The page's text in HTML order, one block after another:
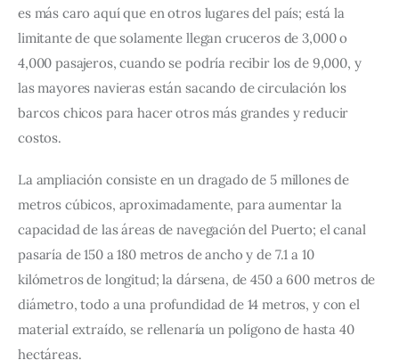
es más caro aquí que en otros lugares del país; está la
limitante de que solamente llegan cruceros de 3,000 o
4,000 pasajeros, cuando se podría recibir los de 9,000, y
las mayores navieras están sacando de circulación los
barcos chicos para hacer otros más grandes y reducir
costos.
La ampliación consiste en un dragado de 5 millones de
metros cúbicos, aproximadamente, para aumentar la
capacidad de las áreas de navegación del Puerto; el canal
pasaría de 150 a 180 metros de ancho y de 7.1 a 10
kilómetros de longitud; la dársena, de 450 a 600 metros de
diámetro, todo a una profundidad de 14 metros, y con el
material extraído, se rellenaría un polígono de hasta 40
hectáreas.